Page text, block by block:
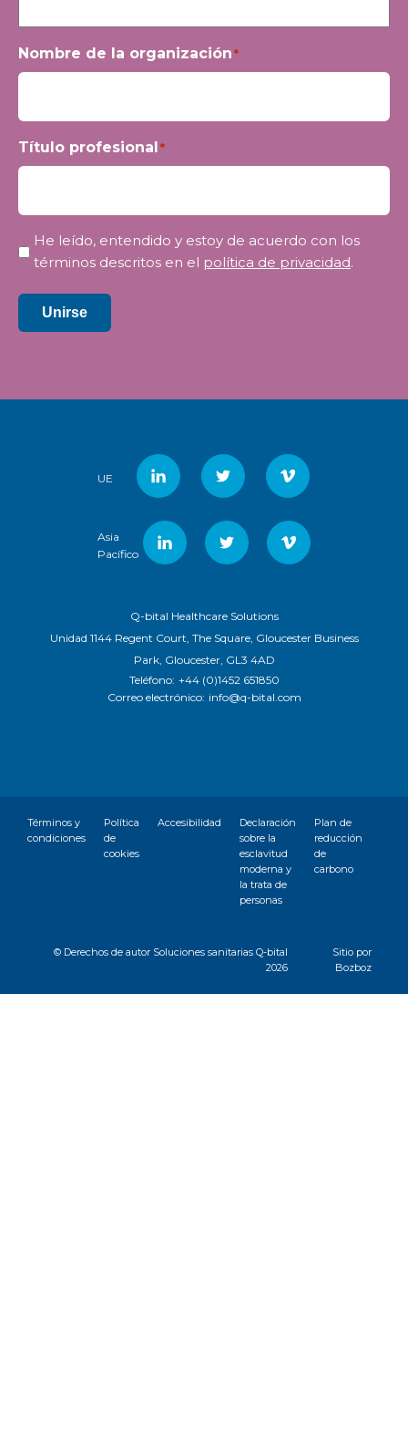
Nombre de la organización*
Título profesional *
Privacidad*
He leído, entendido y estoy de acuerdo con los
términos descritos en el política de privacidad.
Unirse
UE
Asia
Pacífico
Q-bital Healthcare Solutions
Unidad 1144 Regent Court, The Square, Gloucester Business
Park, Gloucester, GL3 4AD
Teléfono: +44 (0)1452 651850
Correo electrónico: info@q-bital.com
Términos y
condiciones
Política
de
cookies
Accesibilidad
Declaración
sobre la
esclavitud
moderna y
la trata de
personas
Plan de
reducción
de
carbono
© Derechos de autor Soluciones sanitarias Q-bital
2026
Sitio por
Bozboz